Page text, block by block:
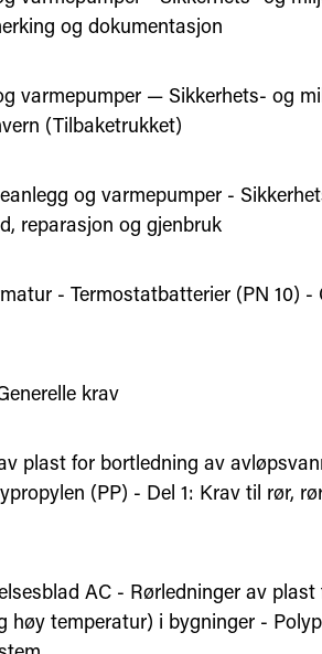
og dokumentasjon
varmepumper — Sikkerhets- og
(Tilbaketrukket)
og varmepumper -
reparasjon og gjenbruk
- Termostatbatterier (PN 10) -
krav
plast for bortledning av
(PP) - Del 1: Krav til rør,
AC - Rørledninger av plast
temperatur) i bygninger -